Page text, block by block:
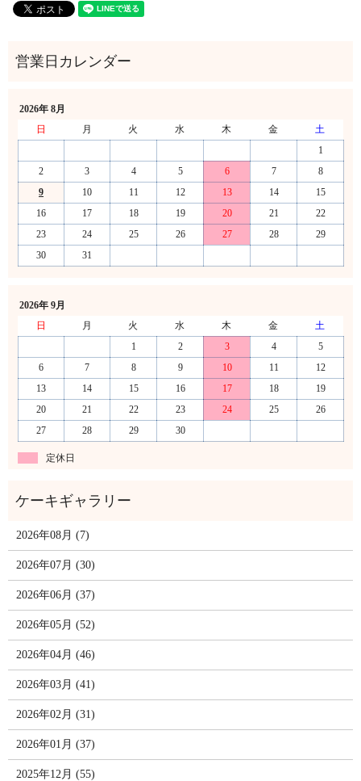
2026年 8月
日
月 火 水 木 金
土
1
2
3 4 5 6 7
8
9
10 11 12 13 14
15
16
17 18 19 20 21
22
23
24 25 26 27 28
29
30
31
2026年 9月
日
月 火 水 木 金
土
1
2 3 4
5
6
7 8 9 10 11
12
13
14 15 16 17 18
19
20
21 22 23 24 25
26
27
28 29 30
定休日
2026年08月 (7)
2026年07月 (30)
2026年06月 (37)
2026年05月 (52)
2026年04月 (46)
2026年03月 (41)
2026年02月 (31)
2026年01月 (37)
2025年12月 (55)